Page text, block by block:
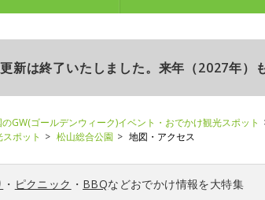
新は終了いたしました。来年（2027年）
のGW(ゴールデンウィーク)イベント・おでかけ観光スポット
ポット
松山総合公園 地図・アクセス
・ ピクニック ・ BBQなどおでかけ情報を大特集